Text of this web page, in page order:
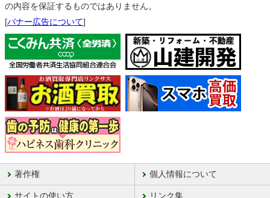
の内容を保証するものではありません。
[バナー広告について]
著作権 個人情報について
サイトの使い方 リンク集